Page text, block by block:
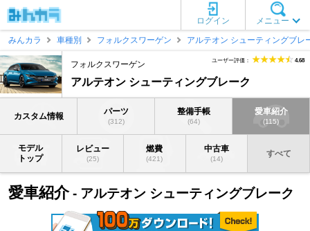
メニュー
ログイン
みんカラ
車種別 フォルクスワーゲン アルテオン シューティングブレ
フォルクスワーゲン
アルテオン シューティングブレーク
ユーザー評価： 4.68
カスタム情報 パーツ
(312)
整備手帳
(64)
愛車紹介
(115)
モデル
トップ
レビュー
(25)
燃費
(421)
中古車
(14)
すべて
愛車紹介- アルテオン シューティングブレーク